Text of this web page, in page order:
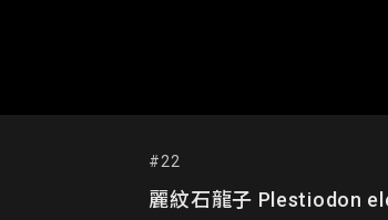
#22
麗紋石龍子 Plestiodon